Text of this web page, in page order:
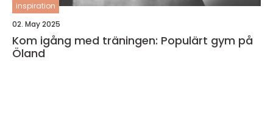
inspiration
02. May 2025
Kom igång med träningen: Populärt gym på
Öland